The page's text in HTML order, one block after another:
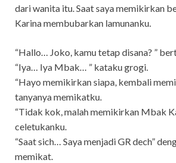
dari wanita itu. Saat saya memikirkan
Karina membubarkan lamunanku.
“Hallo… Joko, kamu tetap disana? ”
“Iya… Iya Mbak… ” kataku grogi.
“Hayo memikirkan siapa, kembali
tanyanya memikatku.
“Tidak kok, malah memikirkan Mbak
celetukanku.
“Saat sich… Saya menjadi GR dech”
memikat.